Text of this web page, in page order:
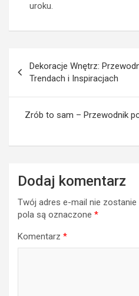
uroku.
wpisu
Dekoracje Wnętrz:
Trendach i Inspiracjach
Zrób to sam – Przewodnik
Dodaj komentarz
Twój adres e-mail nie zostanie
pola są oznaczone *
Komentarz *